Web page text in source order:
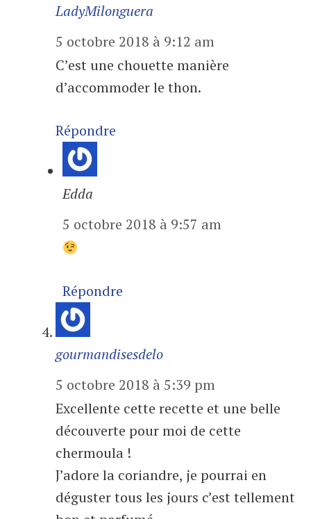
LadyMilonguera
5 octobre 2018 à 9:12 am
C’est une chouette manière
d’accommoder le thon.
Répondre
Edda
5 octobre 2018 à 9:57 am
Répondre
gourmandisesdelo
5 octobre 2018 à 5:39 pm
Excellente cette recette et une belle
découverte pour moi de cette
chermoula !
J’adore la coriandre, je pourrai en
déguster tous les jours c’est tellement